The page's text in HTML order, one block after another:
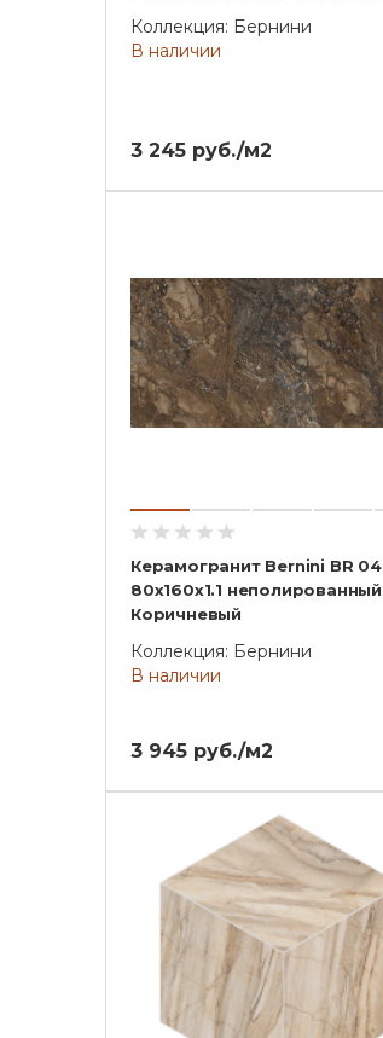
Коллекция: Бернини
В наличии
3 245 руб./м2
Керамогранит Bernini BR 04
80x160x1.1 неполированный
Коричневый
Коллекция: Бернини
В наличии
3 945 руб./м2